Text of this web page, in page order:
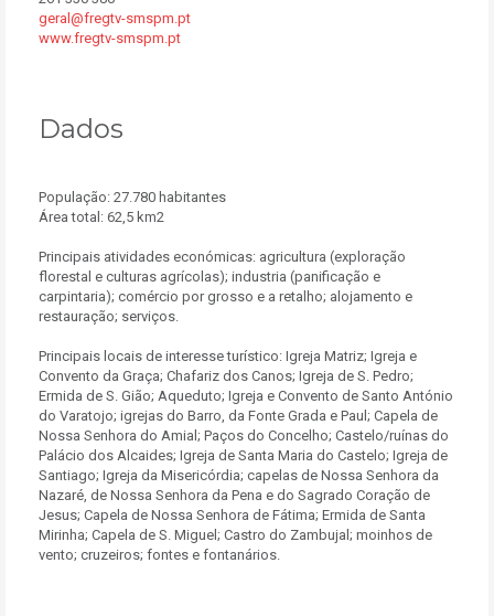
geral@fregtv-smspm.pt
www.fregtv-smspm.pt
Dados
População: 27.780 habitantes
Área total: 62,5 km2
Principais atividades económicas: agricultura (exploração
florestal e culturas agrícolas); industria (panificação e
carpintaria); comércio por grosso e a retalho; alojamento e
restauração; serviços.
Principais locais de interesse turístico: Igreja Matriz; Igreja e
Convento da Graça; Chafariz dos Canos; Igreja de S. Pedro;
Ermida de S. Gião; Aqueduto; Igreja e Convento de Santo António
do Varatojo; igrejas do Barro, da Fonte Grada e Paul; Capela de
Nossa Senhora do Amial; Paços do Concelho; Castelo/ruínas do
Palácio dos Alcaides; Igreja de Santa Maria do Castelo; Igreja de
Santiago; Igreja da Misericórdia; capelas de Nossa Senhora da
Nazaré, de Nossa Senhora da Pena e do Sagrado Coração de
Jesus; Capela de Nossa Senhora de Fátima; Ermida de Santa
Mirinha; Capela de S. Miguel; Castro do Zambujal; moinhos de
vento; cruzeiros; fontes e fontanários.